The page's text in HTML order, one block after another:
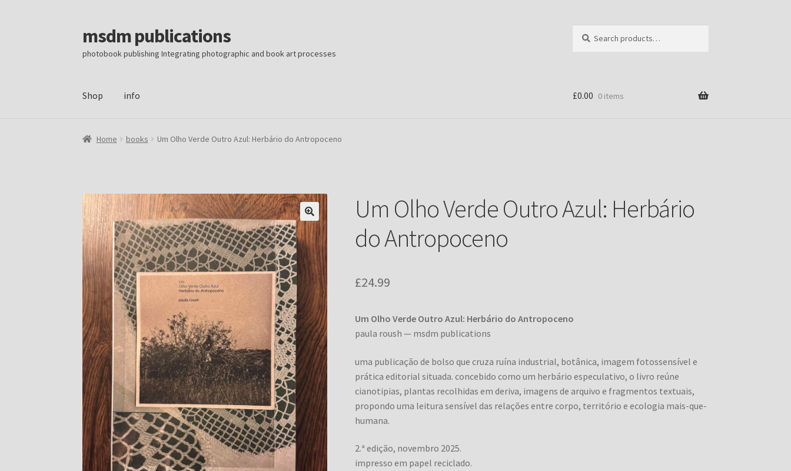
Skip
to
navigation
Skip
to
content
msdm publications
photobook publishing Integrating photographic and book art processes
for:
Shop info
Home Checkout home info My account Sample Page
£0.00 0 items
Home books Um Olho Verde Outro Azul: Herbário do Antropoceno
Um Olho Verde Outro Azul: Herbário
do Antropoceno
£24.99
Um Olho Verde Outro Azul: Herbário do Antropoceno
paula roush — msdm publications
uma publicação de bolso que cruza ruína industrial, botânica, imagem fotossensível e
prática editorial situada. concebido como um herbário especulativo, o livro reúne
cianotipias, plantas recolhidas em deriva, imagens de arquivo e fragmentos textuais,
propondo uma leitura sensível das relações entre corpo, território e ecologia mais-que-
humana.
2.ª edição, novembro 2025.
impresso em papel reciclado.